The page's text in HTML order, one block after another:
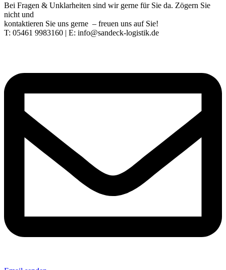
Bei Fragen & Unklarheiten sind wir gerne für Sie da. Zögern Sie
nicht und
kontaktieren Sie uns gerne – freuen uns auf Sie!
T: 05461 9983160 | E: info@sandeck-logistik.de